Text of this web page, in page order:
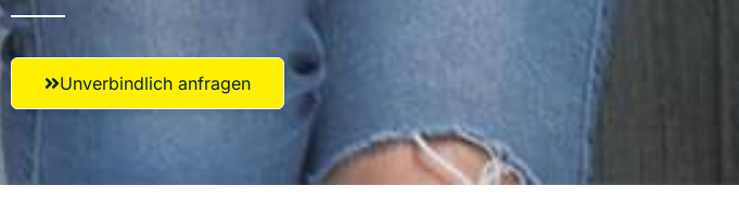
Unverbindlich anfragen